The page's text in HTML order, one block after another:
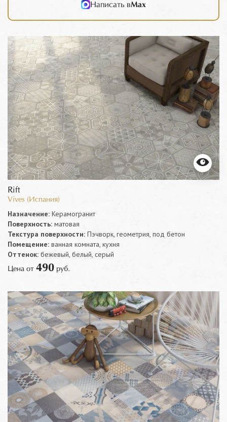
Написать вMax
Rift
Vives (Испания)
Назначение: Керамогранит
Поверхность: матовая
Текстура поверхности: Пэчворк, геометрия, под бетон
Помещение: ванная комната, кухня
Оттенок: бежевый, белый, серый
Цена от 490 руб.